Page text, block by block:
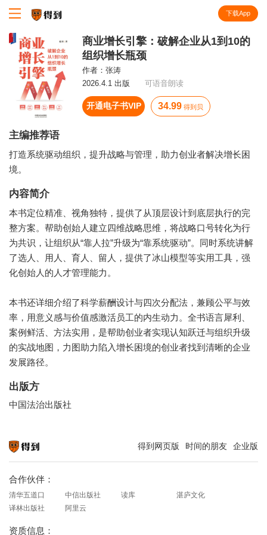
下载App
商业增长引擎：破解企业从1到10的
组织增长瓶颈
作者： 张涛
2026.4.1 出版
可语音朗读
开通电子书VIP 34.99 得到贝
主编推荐语
打造系统驱动组织，提升战略与管理，助力创业者解决增长困
境。
内容简介
本书定位精准、视角独特，提供了从顶层设计到底层执行的完
整方案。帮助创始人建立四维战略思维，将战略口号转化为行
为共识，让组织从“靠人拉”升级为“靠系统驱动”。同时系统讲解
了选人、用人、育人、留人，提供了冰山模型等实用工具，强
化创始人的人才管理能力。
本书还详细介绍了科学薪酬设计与四次分配法，兼顾公平与效
率，用意义感与价值感激活员工的内生动力。全书语言犀利、
案例鲜活、方法实用，是帮助创业者实现认知跃迁与组织升级
的实战地图，力图助力陷入增长困境的创业者找到清晰的企业
发展路径。
出版方
中国法治出版社
得到网页版 时间的朋友 企业版
合作伙伴：
清华五道口 中信出版社 读库
湛庐文化
译林出版社
阿里云
资质信息：